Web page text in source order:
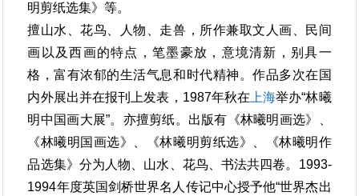
明剪纸选集》等。
擅山水、花鸟、人物、走兽，所作兼取文人画、民间
画以及西画的特点，笔墨豪放，意境清新，别具一
格，富有浓郁的生活气息和时代精神。作品多次在国
内外展出并在报刊上发表，1987年秋在上海举办“林曦
明中国画大展”。亦擅剪纸。出版有《林曦明画选》、
《林曦明国画选》、《林曦明剪纸选》、《林曦明作
品选集》分为人物、山水、花鸟、书法共四卷。1993-
1994年度英国剑桥世界名人传记中心授予他“世界杰出